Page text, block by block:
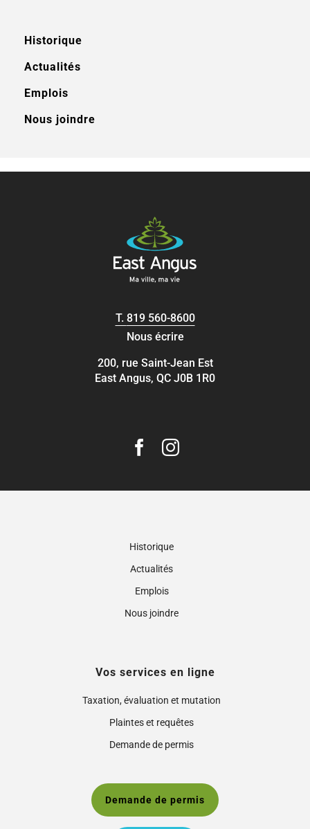
Historique
Actualités
Emplois
Nous joindre
T. 819 560-8600
Nous écrire
200, rue Saint-Jean Est
East Angus, QC J0B 1R0
Historique
Actualités
Emplois
Nous joindre
Vos services en ligne
Taxation, évaluation et mutation
Plaintes et requêtes
Demande de permis
Demande de permis